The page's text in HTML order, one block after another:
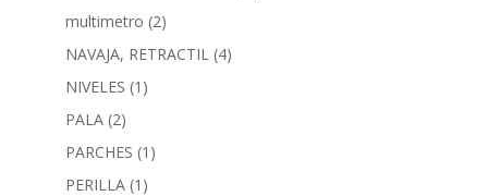
multimetro (2)
NAVAJA, RETRACTIL (4)
NIVELES (1)
PALA (2)
PARCHES (1)
PERILLA (1)